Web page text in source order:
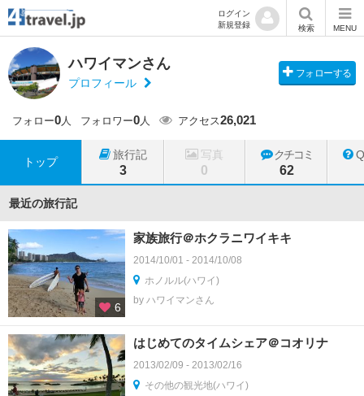
ログイン
新規登録
検索 MENU
ハワイマンさん
プロフィール
フォローする
フォロー0人 フォロワー0人 アクセス26,021
トップ
旅行記
3
写真
0
クチコミ
62
最近の旅行記
6
家族旅行＠ホクラニワイキキ
2014/10/01 - 2014/10/08
ホノルル(ハワイ)
by ハワイマンさん
はじめてのタイムシェア＠コオリナ
2013/02/09 - 2013/02/16
その他の観光地(ハワイ)